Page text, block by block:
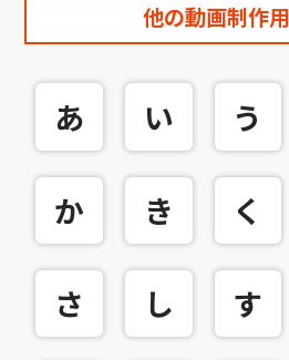
他の動画制作
あ い う
か き く
さ し す